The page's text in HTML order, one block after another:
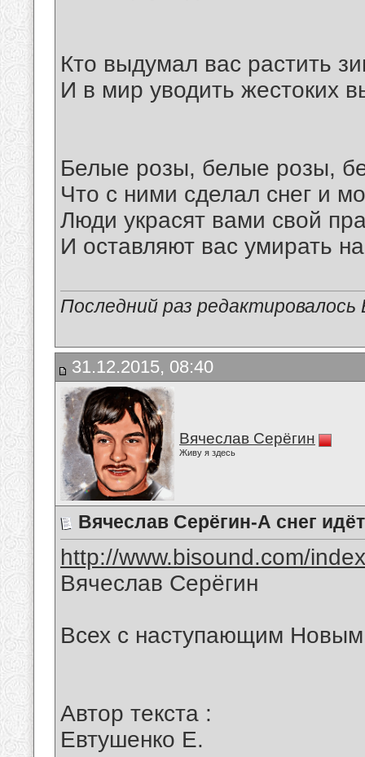
Кто выдумал вас растить
И в мир уводить жестоких
Белые розы, белые розы,
Что с ними сделал снег и
Люди украсят вами свой
И оставляют вас умирать
Последний раз
31.12.2015, 08:40
Вячеслав Серёгин
Живу я здесь
Вячеслав Серёгин-А снег идёт
http://www.bisound.com/
Вячеслав Серёгин
Всех с наступающим Новым
Автор текста :
Евтушенко Е.